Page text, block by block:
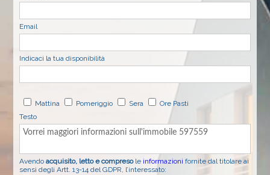
Email
Indicaci la tua disponibilità
Mattina Pomeriggio Sera
Ore Pasti
Testo
Avendoacquisito, letto e compresole informazioni fornite dal titolare ai
sensi degli Artt. 13-14 del GDPR, l’interessato: